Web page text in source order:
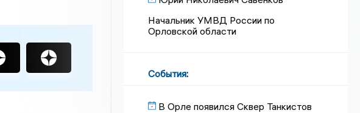
Начальник УМВД России по
Орловской области
События:
В Орле появился Сквер Танкистов